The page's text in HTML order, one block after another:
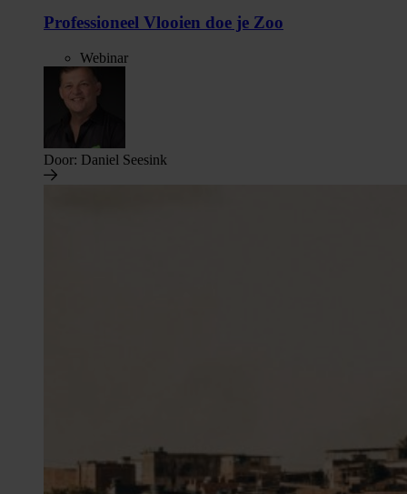
Professioneel Vlooien doe je Zoo
Webinar
Door: Daniel Seesink